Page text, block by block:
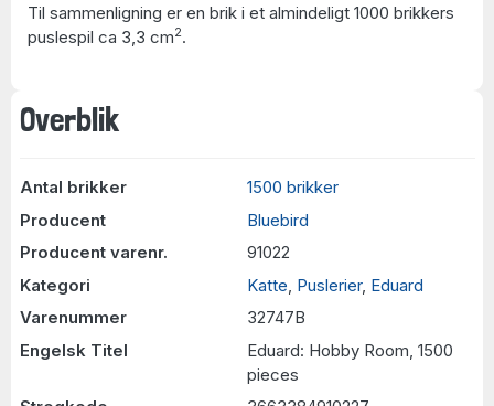
Overblik
Antal brikker
1500 brikker
Producent
Bluebird
Producent varenr.
91022
Kategori
Katte Puslerier, Eduard
Varenummer
32747B
Engelsk Titel
Eduard: Hobby Room, 1500
pieces
Til sammenligning er en brik i et almindeligt 1000 brikkers
puslespil ca 3,3 cm2.